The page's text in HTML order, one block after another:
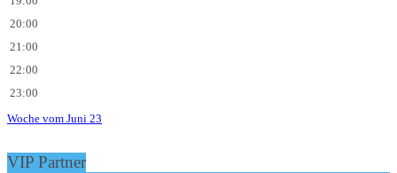
20:00
21:00
22:00
23:00
Woche vom Juni 23
VIP Partner